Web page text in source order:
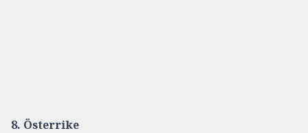
8. Österrike